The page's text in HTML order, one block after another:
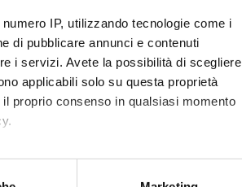
IP, utilizzando tecnologie come i
di pubblicare annunci e contenuti
i servizi. Avete la possibilità di scegliere
applicabili solo su questa proprietà
proprio consenso in qualsiasi momento
di qualche metro,